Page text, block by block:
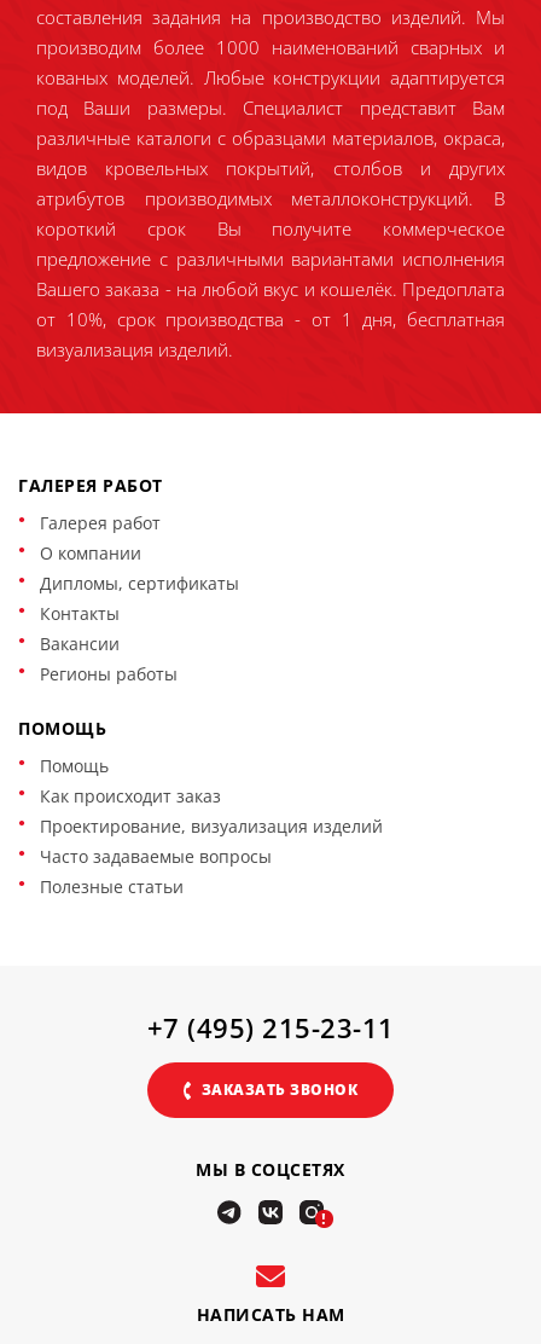
составления задания на производство изделий. Мы
производим более 1000 наименований сварных и
кованых моделей. Любые конструкции адаптируется
под Ваши размеры. Специалист представит Вам
различные каталоги с образцами материалов, окраса,
видов кровельных покрытий, столбов и других
атрибутов производимых металлоконструкций. В
короткий срок Вы получите коммерческое
предложение с различными вариантами исполнения
Вашего заказа - на любой вкус и кошелёк. Предоплата
от 10%, срок производства - от 1 дня, бесплатная
визуализация изделий.
ГАЛЕРЕЯ РАБОТ
Галерея работ
О компании
Дипломы, сертификаты
Контакты
Вакансии
Регионы работы
ПОМОЩЬ
Помощь
Как происходит заказ
Проектирование, визуализация изделий
Часто задаваемые вопросы
Полезные статьи
НАПИСАТЬ НАМ
МЫ В СОЦСЕТЯХ
!
+7 (495) 215-23-11
ЗАКАЗАТЬ ЗВОНОК